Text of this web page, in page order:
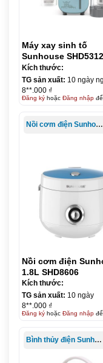
Máy xay sinh tố
Sunhouse
Kích thước:
TG sản xuất: 10 ngày
8**.000 ₫
Đăng kýhoặc Đăng nhậpđể
Nồi cơm điện Sunhouse
Nồi cơm điện
1.8L SHD8606
Kích thước:
TG sản xuất: 10 ngày
8**.000 ₫
Đăng kýhoặc Đăng nhậpđể
Bình thủy điện Sunhouse